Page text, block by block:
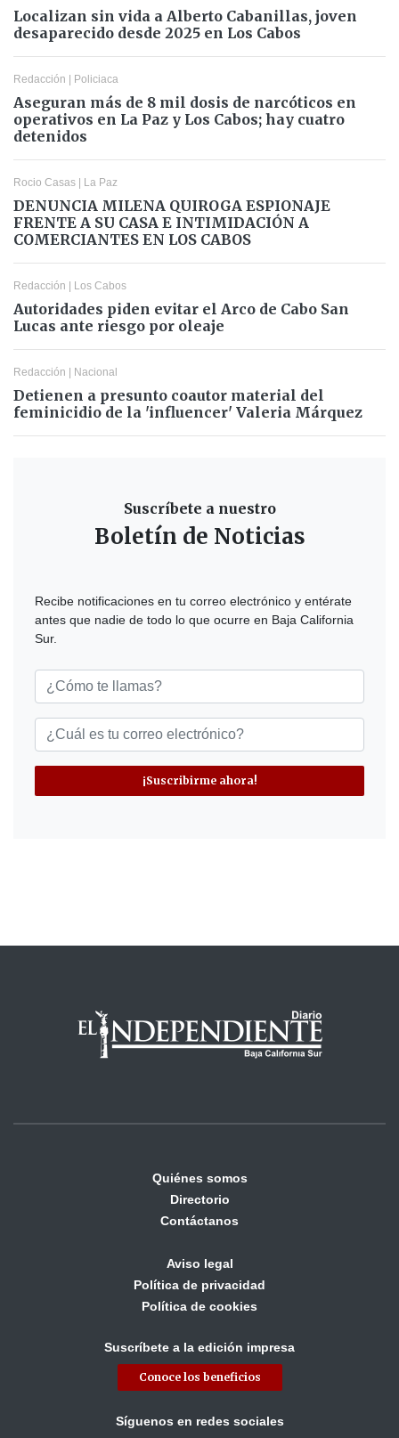
Localizan sin vida a Alberto Cabanillas, joven
desaparecido desde 2025 en Los Cabos
Redacción | Policiaca
Aseguran más de 8 mil dosis de narcóticos en
operativos en La Paz y Los Cabos; hay cuatro
detenidos
Rocio Casas | La Paz
DENUNCIA MILENA QUIROGA ESPIONAJE
FRENTE A SU CASA E INTIMIDACIÓN A
COMERCIANTES EN LOS CABOS
Redacción | Los Cabos
Autoridades piden evitar el Arco de Cabo San
Lucas ante riesgo por oleaje
Redacción | Nacional
Detienen a presunto coautor material del
feminicidio de la 'influencer' Valeria Márquez
Suscríbete a nuestro
Boletín de Noticias
Recibe notificaciones en tu correo electrónico y entérate
antes que nadie de todo lo que ocurre en Baja California
Sur.
¡Suscribirme ahora!
Quiénes somos
Directorio
Contáctanos
Aviso legal
Política de privacidad
Política de cookies
Suscríbete a la edición impresa
Conoce los beneficios
Síguenos en redes sociales